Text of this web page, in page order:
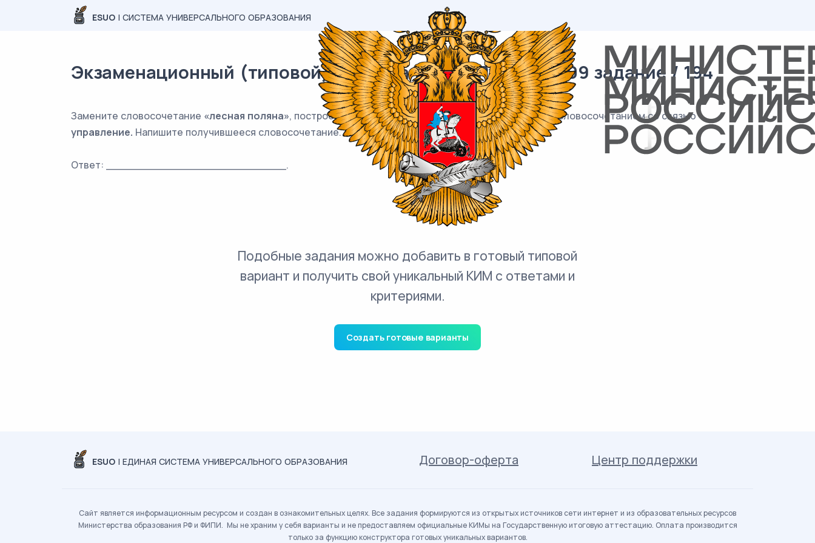
ESUO | СИСТЕМА УНИВЕРСАЛЬНОГО ОБРАЗОВАНИЯ
Экзаменационный (типовой) материал ОГЭ / Русский / 09 задание / 194
Замените словосочетание «лесная поляна», построенное на основе согласования, синонимичным словосочетанием со связью
управление. Напишите получившееся словосочетание.
Ответ: ___________________________.
Подобные задания можно добавить в готовый типовой
вариант и получить свой уникальный КИМ с ответами и
критериями.
Создать готовые варианты
ESUO | ЕДИНАЯ СИСТЕМА УНИВЕРСАЛЬНОГО ОБРАЗОВАНИЯ Договор-оферта Центр поддержки
Сайт является информационным ресурсом и создан в ознакомительных целях. Все задания формируются из открытых источников сети интернет и из образовательных ресурсов
Министерства образования РФ и ФИПИ. Мы не храним у себя варианты и не предоставляем официальные КИМы на Государственную итоговую аттестацию. Оплата производится
только за функцию конструктора готовых уникальных вариантов.